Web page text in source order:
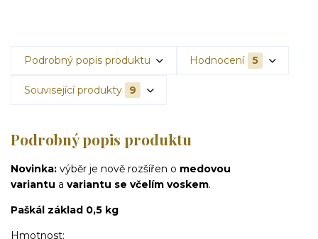
Podrobný popis produktu Hodnocení 5
Související produkty 9
Podrobný popis produktu
Novinka: výběr je nově rozšířen o medovou
variantu a variantu se včelím voskem.
Paškál základ 0,5 kg
Hmotnost: